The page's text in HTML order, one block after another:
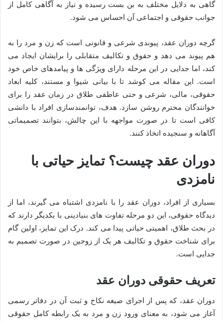
گاهی به دلایل مختلف به بن بست رسیده و نیاز به آگاهی کامل از
جوانب حقوقی و اجتماعی آن احساس می شود.
گرچه دوران عقد، پیوندی شرعی و قانونی است که زن و مرد را به
هم پیوند می دهد و حقوق و تکالیف متقابلی را برایشان ایجاد می
کند، اما جدایی در این مرحله دارای ویژگی ها و پیامدهای خاص خود
است. این مقاله می کوشد تا با بیانی شیوا و مستند، کلیه ابعاد
حقوقی، مالی، شرعی و حتی عاطفی طلاق در زمان عقد را برای
خوانندگان محترم روشن سازد. هدف، توانمندسازی افراد با دانشی
کافی است تا در صورت مواجهه با این چالش، بتوانند تصمیماتی
آگاهانه و سنجیده اتخاذ کنند.
دوران عقد چیست؟ تمایز حیاتی با
نامزدی
بسیاری از افراد، دوران عقد را با نامزدی اشتباه می گیرند، اما از
دیدگاه حقوقی، این دو مرحله تفاوت های بنیادینی با یکدیگر دارند که
در بحث طلاق، اهمیتی حیاتی پیدا می کند. درک این تمایز، اولین گام
برای شناخت حقوق و تکالیف هر یک از زوجین در صورت تصمیم به
جدایی است.
تعریف حقوقی دوران عقد
دوران عقد، که پس از اجرای صیغه نکاح و ثبت آن در دفاتر رسمی
آغاز می شود، به معنای ورود زن و مرد به یک رابطه کامل حقوقی